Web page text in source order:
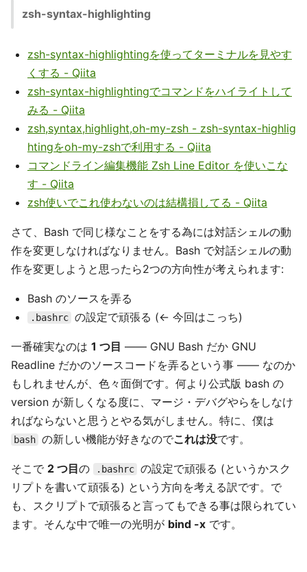
zsh-syntax-highlighting
zsh-syntax-highlightingを使ってターミナルを見やす
くする - Qiita
zsh-syntax-highlightingでコマンドをハイライトして
みる - Qiita
zsh,syntax,highlight,oh-my-zsh - zsh-syntax-highlig
htingをoh-my-zshで利用する - Qiita
コマンドライン編集機能 Zsh Line Editor を使いこな
す - Qiita
zsh使いでこれ使わないのは結構損してる - Qiita
さて、Bash で同じ様なことをする為には対話シェルの動
作を変更しなければなりません。Bash で対話シェルの動
作を変更しようと思ったら2つの方向性が考えられます:
Bash のソースを弄る
.bashrc の設定で頑張る (← 今回はこっち)
一番確実なのは 1 つ目 ―― GNU Bash だか GNU
Readline だかのソースコードを弄るという事 ―― なのか
もしれませんが、色々面倒です。何より公式版 bash の
version が新しくなる度に、マージ・デバグやらをしなけ
ればならないと思うとやる気がしません。特に、僕は
bash の新しい機能が好きなのでこれは没です。
そこで 2 つ目の .bashrc の設定で頑張る (というかスク
リプトを書いて頑張る) という方向を考える訳です。で
も、スクリプトで頑張ると言ってもできる事は限られてい
ます。そんな中で唯一の光明が bind -x です。